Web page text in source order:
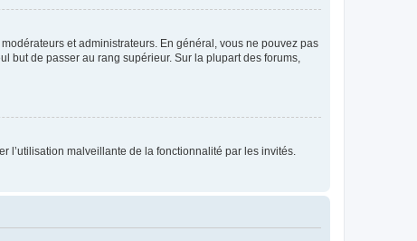
et administrateurs. En général, vous ne pouvez pas
but de passer au rang supérieur. Sur la plupart des forums,
l’utilisation malveillante de la fonctionnalité par les invités.